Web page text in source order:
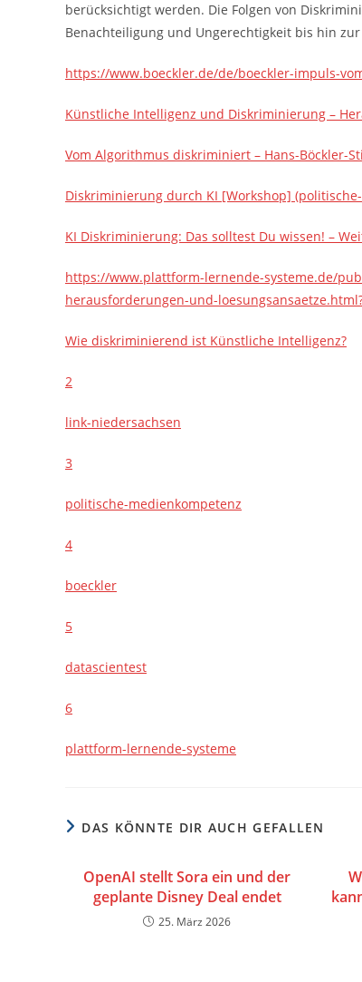
berücksichtigt werden. Die Folgen von
Benachteiligung und Ungerechtigkeit bis hin
https://www.boeckler.de/de/boeckler-impuls-
Künstliche Intelligenz und Diskriminierung –
Vom Algorithmus diskriminiert – Hans-Böckler-
Diskriminierung durch KI [Workshop]
KI Diskriminierung: Das solltest Du wissen! –
https://www.plattform-lernende-systeme.de/
herausforderungen-und-
Wie diskriminierend ist Künstliche Intelligenz?
2
link-niedersachsen
3
politische-medienkompetenz
4
boeckler
5
datascientest
6
plattform-lernende-systeme
DAS KÖNNTE DIR AUCH GEFALLEN
OpenAI stellt Sora ein und der
geplante Disney Deal endet
25. März 2026